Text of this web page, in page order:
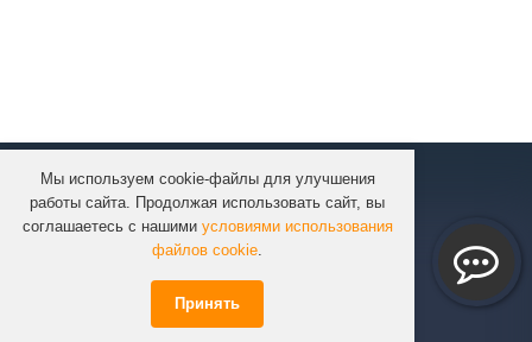
Мы используем cookie-файлы для улучшения
работы сайта. Продолжая использовать сайт, вы
соглашаетесь с нашими условиями использования
файлов cookie.
Принять
КОМПАНИЯ
КАТАЛОГ
УСЛУГИ
ИНФОРМАЦИЯ